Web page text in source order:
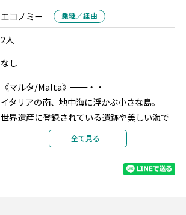
エコノミー 乗継／経由
2人
なし
《マルタ/Malta》━━・・
イタリアの南、地中海に浮かぶ小さな島。
世界遺産に登録されている遺跡や美しい海で
人気のリゾート地です。
治安がよく、公用語の1つが英語なのも旅行し
全て見る